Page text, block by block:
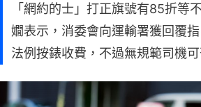
「網約的士」打正旗號有85折等
嫺表示，消委會向運輸署獲回覆
法例按錶收費，不過無規範司機可